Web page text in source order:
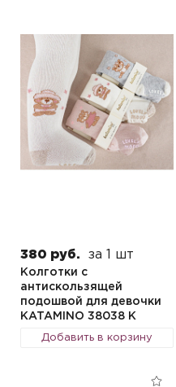
380 руб. за 1 шт
Колготки с
антискользящей
подошвой для девочки
KATAMINO 38038 K
Добавить в корзину